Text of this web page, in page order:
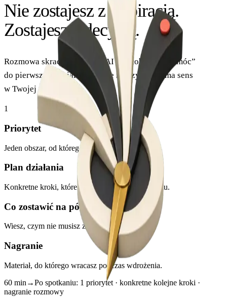
Nie zostajesz z inspiracją.
Zostajesz z decyzją.
Rozmowa skraca drogę od „AI mogłoby nam pomóc”
do pierwszego działania, które rzeczywiście ma sens
w Twojej firmie.
1
Priorytet
Jeden obszar, od którego naprawdę warto zacząć.
Plan działania
Konkretne kroki, które możesz zrobić po spotkaniu.
Co zostawić na później
Wiesz, czym nie musisz zajmować się teraz.
Nagranie
Materiał, do którego wracasz podczas wdrożenia.
60 min →Po spotkaniu: 1 priorytet · konkretne kolejne kroki ·
nagranie rozmowy